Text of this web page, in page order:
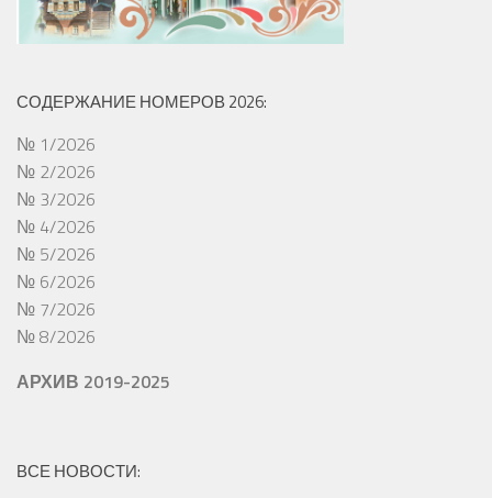
СОДЕРЖАНИЕ НОМЕРОВ 2026:
№ 1/2026
№ 2/2026
№ 3/2026
№ 4/2026
№ 5/2026
№ 6/2026
№ 7/2026
№ 8/2026
АРХИВ 2019-2025
ВСЕ НОВОСТИ: